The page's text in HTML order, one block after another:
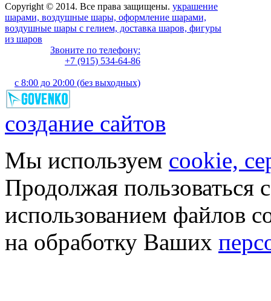
Copyright © 2014. Все права защищены. украшение
шарами, воздушные шары, оформление шарами,
воздушные шары с гелием, доставка шаров, фигуры
из шаров
Звоните по телефону:
+7 (915) 534-64-86
с 8:00 до 20:00 (без выходных)
создание сайтов
Мы используем cookie,
Продолжая пользоваться
использованием файлов
на обработку Ваших